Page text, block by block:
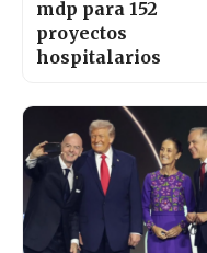
mdp para 152
proyectos
hospitalarios